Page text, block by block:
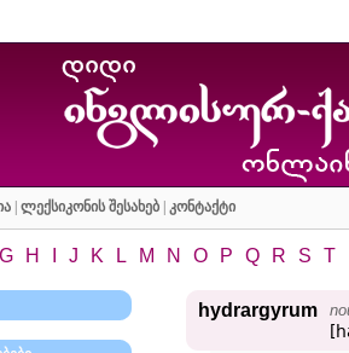
| ლექსიკონის შესახებ| კონტაქტი
G H J K L M N O P Q R S T
hydrargyrum